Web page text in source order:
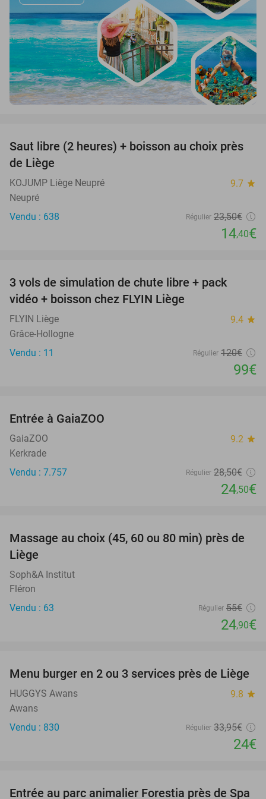
39%
Saut libre (2 heures) + boisson au choix près
de Liège
KOJUMP Liège Neupré 9.7 star
Neupré
Vendu : 638
Régulier 23,50€
14,40€
3 vols de simulation de chute libre + pack
vidéo + boisson chez FLYIN Liège
FLYIN Liège 9.4 star
Grâce-Hollogne
Vendu : 11
Régulier 120€
99€
Entrée à GaiaZOO
GaiaZOO 9.2 star
Kerkrade
Vendu : 7.757
Régulier 28,50€
24,50€
55%
Massage au choix (45, 60 ou 80 min) près de
Liège
Soph&A Institut
Fléron
Vendu : 63
Régulier 55€
24,90€
29%
Menu burger en 2 ou 3 services près de Liège
HUGGYS Awans 9.8 star
Awans
Vendu : 830
Régulier 33,95€
24€
Entrée au parc animalier Forestia près de Spa